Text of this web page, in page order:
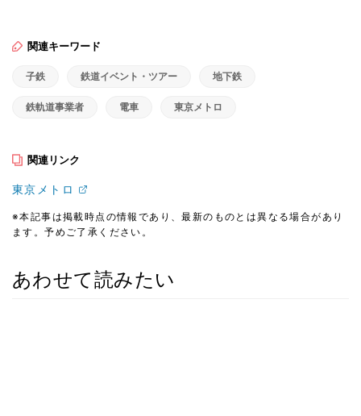
関連キーワード
子鉄 鉄道イベント・ツアー 地下鉄
鉄軌道事業者 電車 東京メトロ
関連リンク
東京メトロ
※本記事は掲載時点の情報であり、最新のものとは異なる場合があり
ます。予めご了承ください。
あわせて読みたい